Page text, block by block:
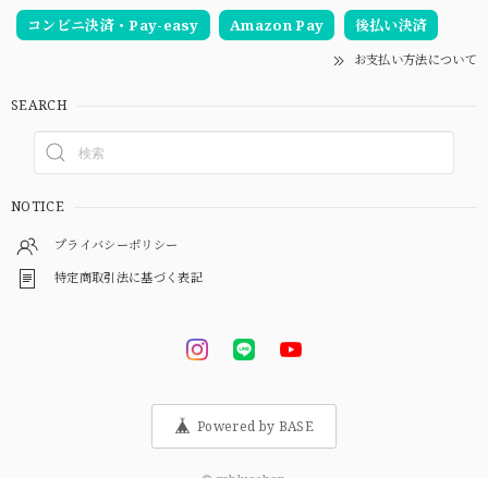
コンビニ決済・Pay-easy Amazon Pay 後払い決済
お支払い方法について
SEARCH
NOTICE
プライバシーポリシー
特定商取引法に基づく表記
Powered by BASE